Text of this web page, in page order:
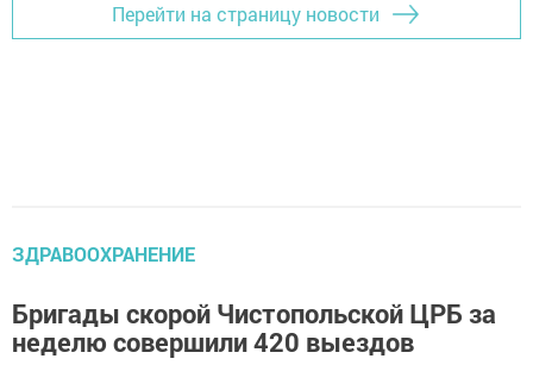
Перейти на страницу новости
ЗДРАВООХРАНЕНИЕ
Бригады скорой Чистопольской ЦРБ за
неделю совершили 420 выездов